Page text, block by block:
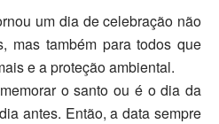
um dia de celebração não
mas também para todos que
e a proteção ambiental.
o santo ou é o dia da
antes. Então, a data sempre